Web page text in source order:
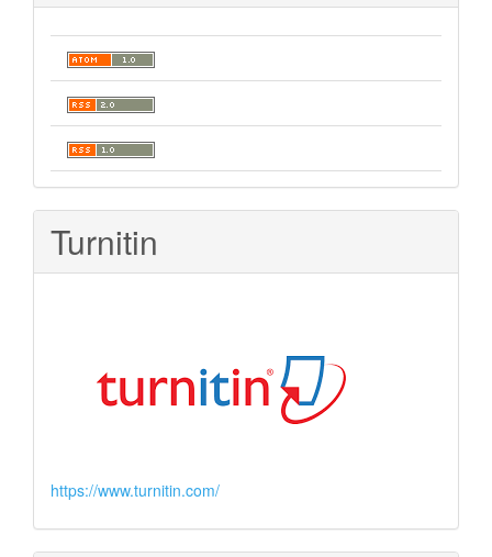
Turnitin
https://www.turnitin.com/